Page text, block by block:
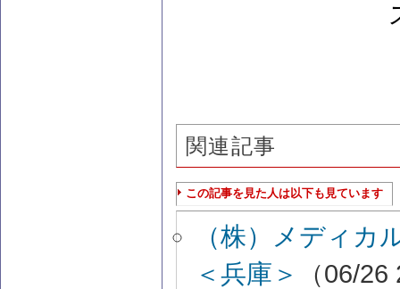
関連記事
この記事を見た人は以下も見ています
（株）メディ
＜兵庫＞
（06/